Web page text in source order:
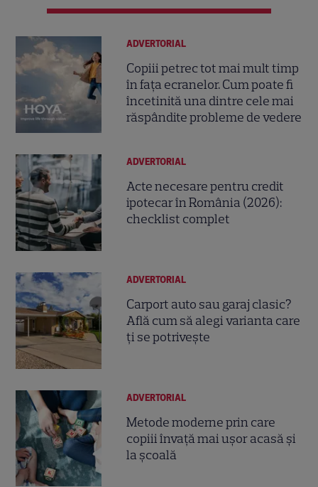
ADVERTORIAL
Copiii petrec tot mai mult timp
în fața ecranelor. Cum poate fi
încetinită una dintre cele mai
răspândite probleme de vedere
ADVERTORIAL
Acte necesare pentru credit
ipotecar în România (2026):
checklist complet
ADVERTORIAL
Carport auto sau garaj clasic?
Află cum să alegi varianta care
ți se potrivește
ADVERTORIAL
Metode moderne prin care
copiii învață mai ușor acasă și
la școală